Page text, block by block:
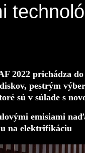
2022 prichádza
pestrým
sú v súlade s
emisiami
na elektrifikáciu